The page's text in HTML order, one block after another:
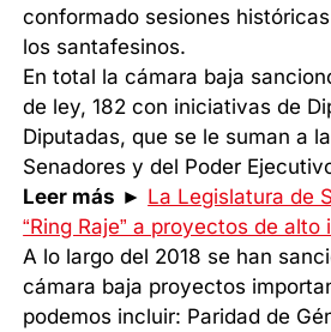
conformado sesiones
los santafesinos.
En total la cámara baja
de ley, 182 con iniciativas de
Diputadas, que se le suman a
Senadores y del Poder
Leer más ► La Legislatura de
“Ring Raje” a proyectos de alto
A lo largo del 2018 se han
cámara baja proyectos
podemos incluir: Paridad de